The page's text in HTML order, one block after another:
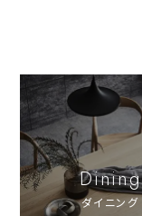
Dining
ダイニング